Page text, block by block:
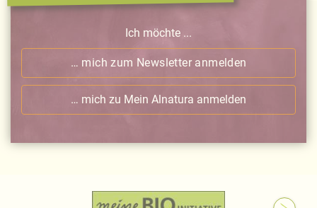
Ich möchte ...
… mich zum Newsletter anmelden
… mich zu Mein Alnatura anmelden